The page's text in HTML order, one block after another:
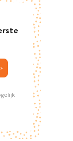
JOUW NIEUWSBRIEFKEUZE >